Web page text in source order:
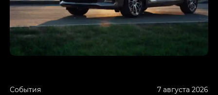
События 7 августа 2026